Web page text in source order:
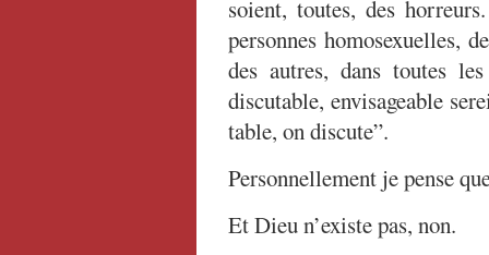
soient, toutes, des
personnes homosexuelles,
des autres, dans toutes
discutable, envisageable
table, on discute”.
Personnellement je pense
Et Dieu n’existe pas, non.